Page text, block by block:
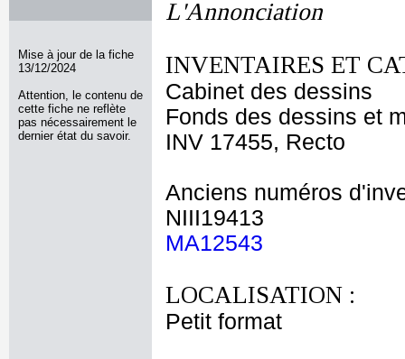
Mise à jour de la fiche
13/12/2024
Attention, le contenu de
cette fiche ne reflète
pas nécessairement le
dernier état du savoir.
L'Annonciation
INVENTAIRES ET
Cabinet des dessins
Fonds des dessins et
INV 17455, Recto
Anciens numéros
NIII19413
MA12543
LOCALISATION :
Petit format